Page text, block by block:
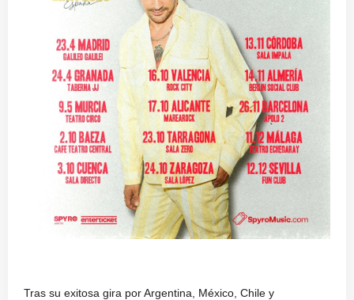
Tras su exitosa gira por Argentina, México, Chile y